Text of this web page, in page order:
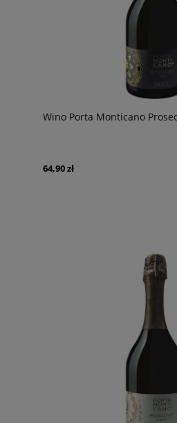
Wino Porta Monticano
64,90 zł